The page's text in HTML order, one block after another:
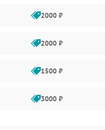
2000 ₽
2000 ₽
1500 ₽
3000 ₽